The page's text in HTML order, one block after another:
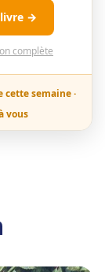
→
complète
semaine ·
vous